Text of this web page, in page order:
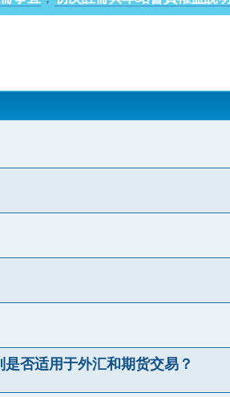
否适用于外汇和期货交易？